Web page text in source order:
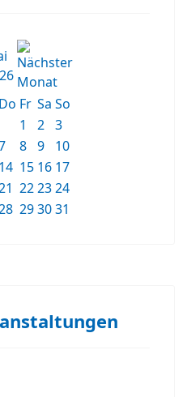
Do Fr Sa So
1
2 3
8 9
10
14 15 16 17
222324
293031